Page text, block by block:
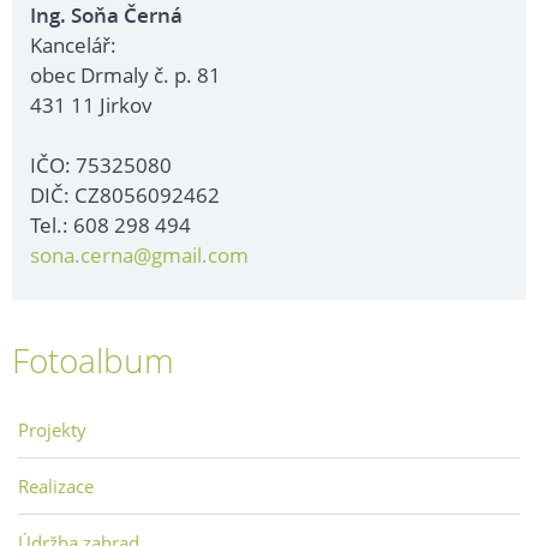
Ing. Soňa Černá
Kancelář:
obec Drmaly č. p. 81
431 11 Jirkov
IČO: 75325080
DIČ: CZ8056092462
Tel.: 608 298 494
sona.cerna@gmail.com
Fotoalbum
Projekty
Realizace